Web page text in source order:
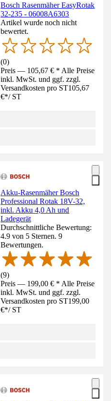
Bosch Rasenmäher EasyRotak
32-235 - 06008A6303
Artikel wurde noch nicht
bewertet.
(0)
Preis — 105,67 € * Alle Preise
inkl. MwSt. und ggf. zzgl.
Versandkosten pro ST105,67
€*/ ST
Akku-Rasenmäher Bosch
Professional Rotak 18V-32,
inkl. Akku 4,0 Ah und
Ladegerät
Durchschnittliche Bewertung:
4.9 von 5 Sternen. 9
Bewertungen.
(9)
Preis — 199,00 € * Alle Preise
inkl. MwSt. und ggf. zzgl.
Versandkosten pro ST199,00
€*/ ST